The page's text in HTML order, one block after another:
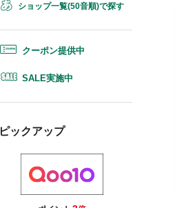
ショップ一覧(50音順)で探す
クーポン提供中
SALE実施中
ピックアップ